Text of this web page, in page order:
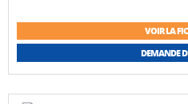
VOIR LA
DEMANDE